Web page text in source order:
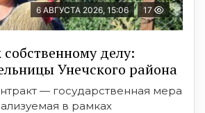
6 АВГУСТА 2026, 15:06 17
делу:
Унечского района
— государственная мера
в рамках